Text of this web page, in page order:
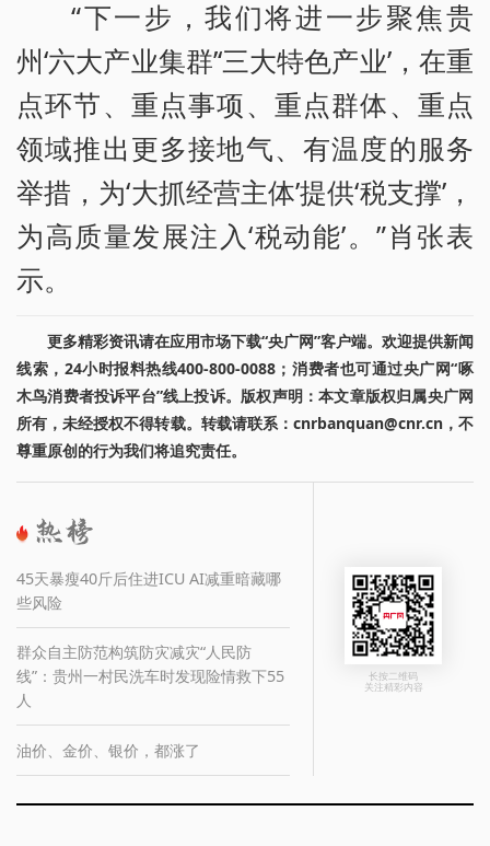
“下一步，我们将进一步聚焦贵
州‘六大产业集群’‘三大特色产业’，在重
点环节、重点事项、重点群体、重点
领域推出更多接地气、有温度的服务
举措，为‘大抓经营主体’提供‘税支撑’，
为高质量发展注入‘税动能’。”肖张表
示。
更多精彩资讯请在应用市场下载“央广网”客户端。欢迎提供新闻
线索，24小时报料热线400-800-0088；消费者也可通过央广网“啄
木鸟消费者投诉平台”线上投诉。版权声明：本文章版权归属央广网
所有，未经授权不得转载。转载请联系：cnrbanquan@cnr.cn，不
尊重原创的行为我们将追究责任。
45天暴瘦40斤后住进ICU AI减重暗藏哪
些风险
群众自主防范构筑防灾减灾“人民防
线”：贵州一村民洗车时发现险情救下55
人
油价、金价、银价，都涨了
长按二维码
关注精彩内容